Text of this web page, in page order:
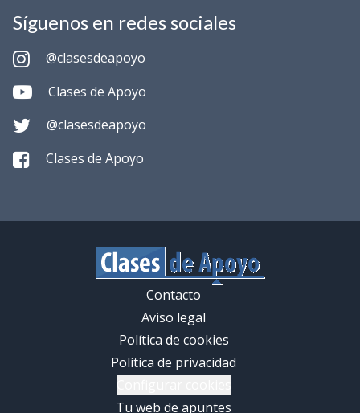
Síguenos en redes sociales
@clasesdeapoyo
Clases de Apoyo
@clasesdeapoyo
Clases de Apoyo
Contacto
Aviso legal
Política de cookies
Política de privacidad
Tu web de apuntes